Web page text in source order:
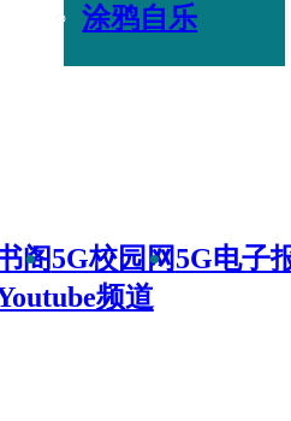
涂鸦自乐
阁5G校园网5G电子
频道